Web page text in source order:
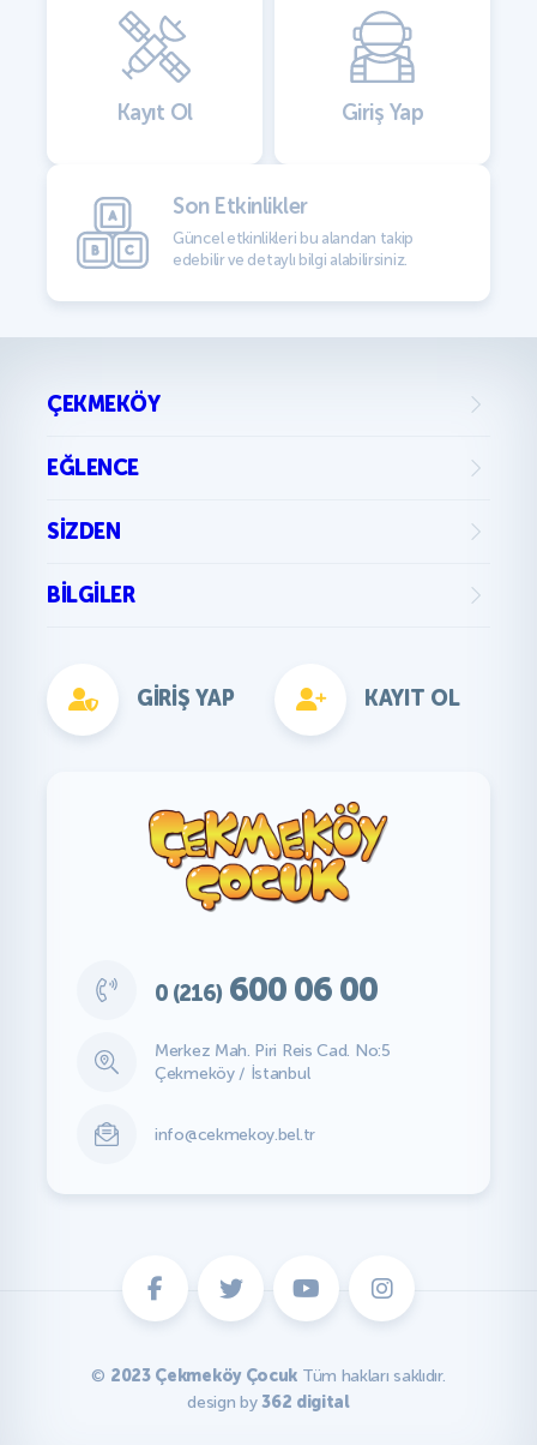
Kayıt Ol Giriş Yap
Son Etkinlikler
Güncel etkinlikleri bu alandan takip
edebilir ve detaylı bilgi alabilirsiniz.
ÇEKMEKÖY
EĞLENCE
SIZDEN
BILGILER
GIRIŞ YAP KAYIT OL
0 (216) 600 06 00
Merkez Mah. Piri Reis Cad. No:5
Çekmeköy / İstanbul
info@cekmekoy.bel.tr
© 2023 Çekmeköy Çocuk Tüm hakları saklıdır.
design by362 digital